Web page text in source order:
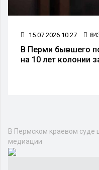
15.07.2026 10:27
В Перми бывшего
на 10 лет колонии
В Пермском краевом суде
медиации